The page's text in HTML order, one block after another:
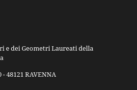
e dei Geometri Laureati della
48121 RAVENNA